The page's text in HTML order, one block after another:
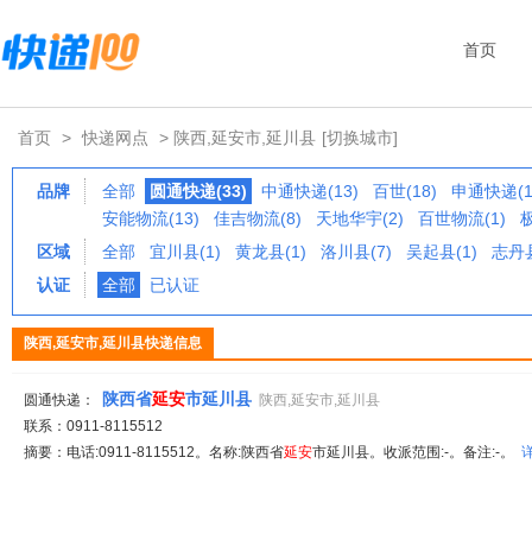
首页
首页 > 快递网点 > 陕西,延安市,延川县 [切换城市]
品牌 全部 圆通快递(33) 中通快递(13) 百世(18)
申通快递
安能物流(13)
佳吉物流(8) 天地华宇(2) 百世物流(1)
区域
全部 宜川县(1) 黄龙县(1) 洛川县(7) 吴起县(1)
志丹
认证
全部 已认证
陕西,延安市,延川县快递信息
圆通快递： 陕西省延安市延川县 陕西,延安市,延川县
联系：0911-8115512
摘要：电话:0911-8115512。名称:陕西省延安市延川县。收派范围:-。备注:-。